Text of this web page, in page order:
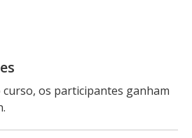
os participantes ganham